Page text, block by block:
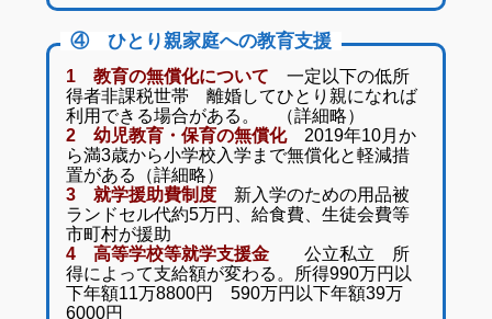
④ ひとり親家庭への教育支援
1 教育の無償化について 一定以下の低所
得者非課税世帯 離婚してひとり親になれば
利用できる場合がある。 （詳細略）
2 幼児教育・保育の無償化2019年10月か
ら満3歳から小学校入学まで無償化と軽減措
置がある（詳細略）
3 就学援助費制度 新入学のための用品被
ランドセル代約5万円、給食費、生徒会費等
市町村が援助
4 高等学校等就学支援金公立私立 所
得によって支給額が変わる。所得990万円以
下年額11万8800円 590万円以下年額39万
6000円